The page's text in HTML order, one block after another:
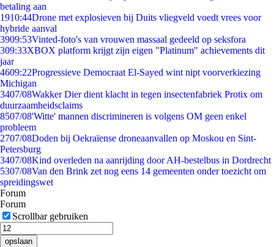
betaling aan
1910:44Drone met explosieven bij Duits vliegveld voedt vrees voor
hybride aanval
3909:53Vinted-foto's van vrouwen massaal gedeeld op seksfora
309:33XBOX platform krijgt zijn eigen "Platinum" achievements dit
jaar
4609:22Progressieve Democraat El-Sayed wint nipt voorverkiezing
Michigan
3407/08Wakker Dier dient klacht in tegen insectenfabriek Protix om
duurzaamheidsclaims
8507/08'Witte' mannen discrimineren is volgens OM geen enkel
probleem
2707/08Doden bij Oekraïense droneaanvallen op Moskou en Sint-
Petersburg
3407/08Kind overleden na aanrijding door AH-bestelbus in Dordrecht
5307/08Van den Brink zet nog eens 14 gemeenten onder toezicht om
spreidingswet
Forum
Forum
Scrollbar gebruiken
opslaan